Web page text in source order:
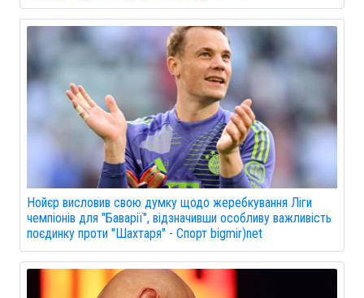
Нойєр висловив свою думку щодо жеребкування Ліги
чемпіонів для "Баварії", відзначивши особливу важливість
поєдинку проти "Шахтаря" - Спорт bigmir)net